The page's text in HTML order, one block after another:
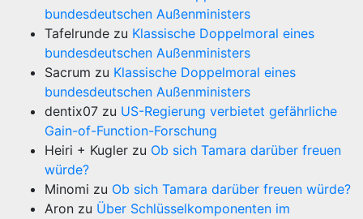
bundesdeutschen Außenministers
Tafelrunde zu Klassische Doppelmoral eines
bundesdeutschen Außenministers
Sacrum zu Klassische Doppelmoral eines
bundesdeutschen Außenministers
dentix07 zu US-Regierung verbietet gefährliche
Gain-of-Function-Forschung
Heiri + Kugler zu Ob sich Tamara darüber freuen
würde?
Minomi zu Ob sich Tamara darüber freuen würde?
Aron zu Über Schlüsselkomponenten im